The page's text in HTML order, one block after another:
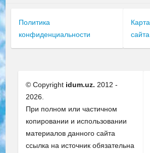
Политика
конфиденциальности
Карта
сайта
© Copyright idum.uz. 2012 -
2026.
При полном или частичном
копировании и использовании
материалов данного сайта
ссылка на источник обязательна